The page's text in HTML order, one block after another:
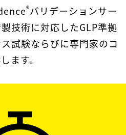
®バリデーションサー
技術に対応したGLP準拠
試験ならびに専門家のコ
ます。